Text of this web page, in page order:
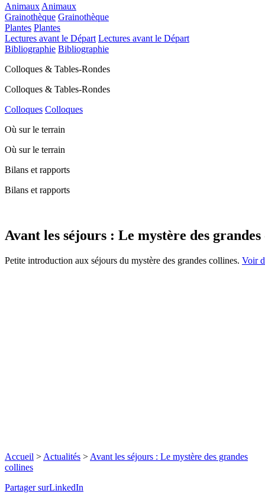
Animaux Animaux
Grainothèque Grainothèque
Plantes Plantes
Lectures avant le Départ Lectures avant le Départ
Bibliographie Bibliographie
Colloques & Tables-Rondes
Colloques & Tables-Rondes
Colloques Colloques
Où sur le terrain
Où sur le terrain
Bilans et rapports
Bilans et rapports
Avant les séjours : Le mystère des
Petite introduction aux séjours du mystère des grandes collines. Voir
Accueil > Actualités > Avant les séjours : Le mystère des grandes
collines
Partager surLinkedIn